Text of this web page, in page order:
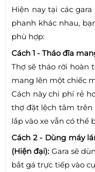
Hiện nay tại các
phanh khác nhau,
phù hợp:
Cách 1 - Tháo đĩa
Thợ sẽ tháo rời hoàn
mang lên một chiếc
Cách này chi phí rẻ
thợ đặt lệch tâm trên
lắp vào xe vẫn có thể
Cách 2 - Dùng máy
(Hiện đại): Gara sẽ
bắt gá trực tiếp vào